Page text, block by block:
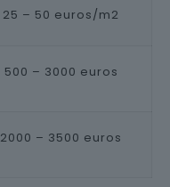
25 – 50 euros/m2
500 – 3000 euros
2000 – 3500 euros